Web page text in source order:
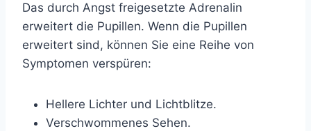
Das durch Angst freigesetzte Adrenalin
erweitert die Pupillen. Wenn die Pupillen
erweitert sind, können Sie eine Reihe von
Symptomen verspüren:
Hellere Lichter und Lichtblitze.
Verschwommenes Sehen.